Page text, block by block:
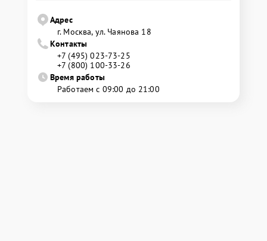
Адрес
г. Москва, ул. Чаянова 18
Контакты
+7 (495) 023-73-25
+7 (800) 100-33-26
Время работы
Работаем с 09:00 до 21:00